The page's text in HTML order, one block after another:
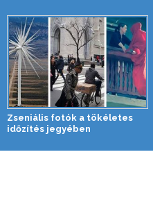
Zseniális fotók a tökéletes
időzítés jegyében